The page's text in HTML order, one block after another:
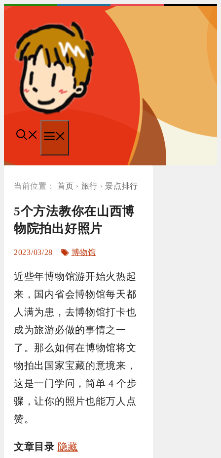
跳
单
首页 › 旅行 ›景点排行
5个方法教你在山西博
物院拍出好照片
2023/03/28
标
博物馆
近些年博物馆游开始火热起
来，国内省会博物馆每天都
人满为患，去博物馆打卡也
成为旅游必做的事情之一
了。那么如何在博物馆将文
物拍出国家宝藏的意境来，
这是一门学问，简单 4 个步
骤，让你的照片也能万人点
赞。
文章目录 隐藏